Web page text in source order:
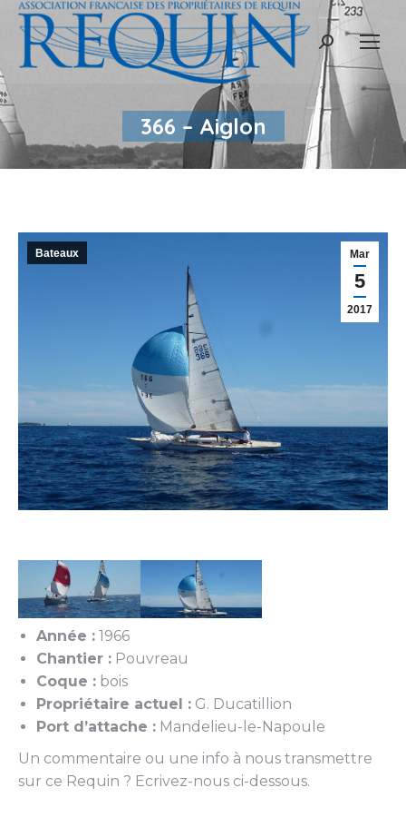
Recherche
366 – Aiglon
Mar
5
2017
Bateaux
Année : 1966
Chantier : Pouvreau
Coque : bois
Propriétaire actuel : G. Ducatillion
Port d’attache : Mandelieu-le-Napoule
Un commentaire ou une info à nous transmettre
sur ce Requin ? Ecrivez-nous ci-dessous.